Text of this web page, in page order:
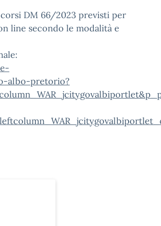
DM 66/2023 previsti per
line secondo le modalità e
albo-pretorio?